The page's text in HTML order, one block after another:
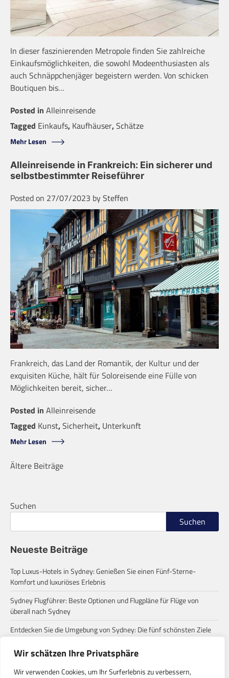
Wir schätzen Ihre Privatsphäre
Wir verwenden Cookies, um Ihr Surferlebnis zu verbessern,
In dieser faszinierenden Metropole finden Sie zahlreiche
Einkaufsmöglichkeiten, die sowohl Modeenthusiasten als
auch Schnäppchenjäger begeistern werden. Von schicken
Boutiquen bis…
Posted in Alleinreisende
Tagged Einkaufs, Kaufhäuser,Schätze
Mehr Lesen
Alleinreisende in Frankreich: Ein sicherer und
selbstbestimmter Reiseführer
Posted on 27/07/2023 bySteffen
Frankreich, das Land der Romantik, der Kultur und der
exquisiten Küche, hält für Soloreisende eine Fülle von
Möglichkeiten bereit, sicher…
Posted in Alleinreisende
Tagged Kunst,Sicherheit, Unterkunft
Mehr Lesen
Beitragsnavigation
Ältere Beiträge
Suchen
Suchen
Neueste Beiträge
Top Luxus-Hotels in Sydney: Genießen Sie einen Fünf-Sterne-
Komfort und luxuriöses Erlebnis
Sydney Flugführer: Beste Optionen und Flugpläne für Flüge von
überall nach Sydney
Entdecken Sie die Umgebung von Sydney: Die fünf schönsten Ziele
für einen Tagesausflug
Zum ersten Mal in Sydney? Diese häufigen Missverständnisse
solltest du wissen!